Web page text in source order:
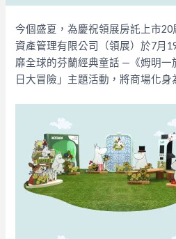
今個盛夏，為慶祝領展房託上市
資產管理有限公司（領展）於7月
靡全球的芬蘭經典童話 —《姆明一
日大冒險」主題活動，將商場化身